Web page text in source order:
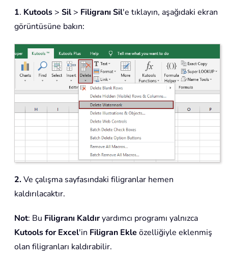
1. Kutools > Sil > Filigranı Sil'e tıklayın, aşağıdaki ekran
görüntüsüne bakın:
2.Ve çalışma sayfasındaki filigranlar hemen
kaldırılacaktır.
Not: Bu Filigranı Kaldıryardımcı programı yalnızca
Kutools for Excel'in Filigran Ekle özelliğiyle eklenmiş
olan filigranları kaldırabilir.